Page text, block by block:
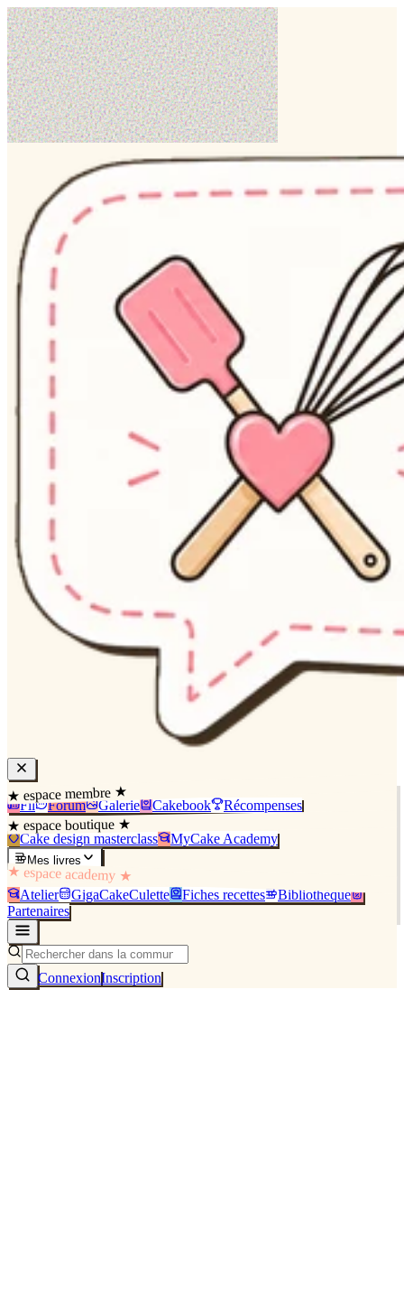
★ espace membre ★
Fil Forum Galerie Cakebook Récompenses
★ espace boutique ★
Cake design masterclass MyCake Academy
Mes livres
★ espace academy ★
Atelier GigaCakeCulette Fiches recettes
Bibliothèque
Partenaires
ConnexionInscription